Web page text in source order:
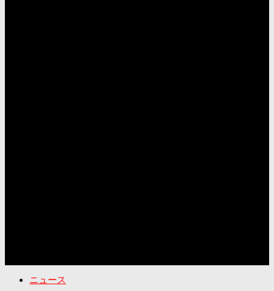
ニュース